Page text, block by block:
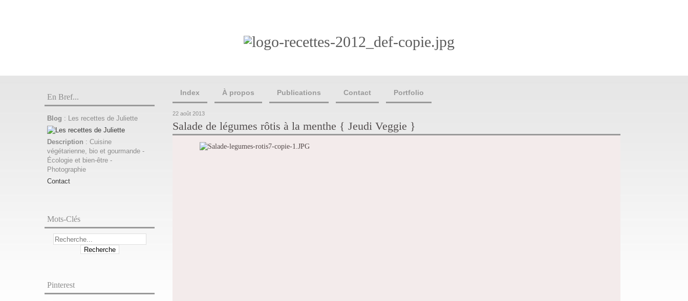
En Bref...
Blog : Les recettes de Juliette
Description : Cuisine
végétarienne, bio et gourmande -
Écologie et bien-être -
Photographie
Contact
Mots-Clés
Pinterest
Index À propos Publications Contact Portfolio
22 août 2013
Salade de légumes rôtis à la menthe { Jeudi Veggie }